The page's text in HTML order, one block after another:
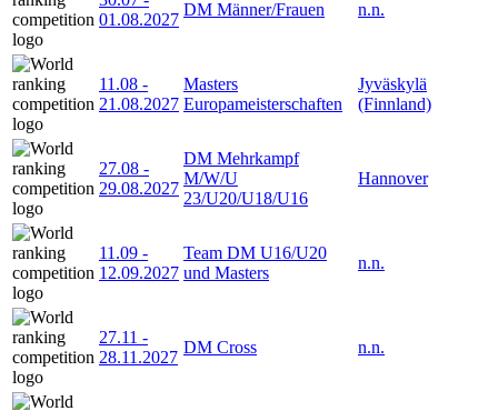
01.08.2027
DM Männer/Frauen n.n.
11.08 -
21.08.2027
Masters
Europameisterschaften
Jyväskylä
(Finnland)
27.08 -
29.08.2027
DM Mehrkampf
M/W/U
23/U20/U18/U16
Hannover
11.09 -
12.09.2027
Team DM U16/U20
und Masters
n.n.
27.11 -
28.11.2027
DM Cross n.n.